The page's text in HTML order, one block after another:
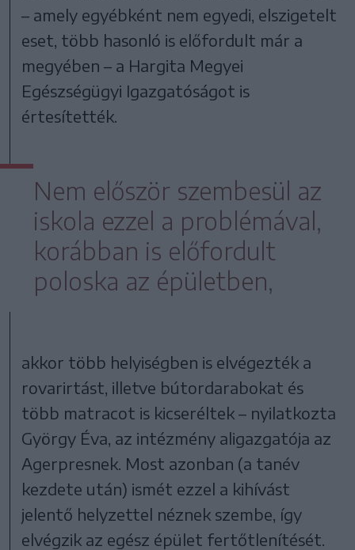
– amely egyébként nem egyedi, elszigetelt
eset, több hasonló is előfordult már a
megyében – a Hargita Megyei
Egészségügyi Igazgatóságot is
értesítették.
Nem először szembesül az
iskola ezzel a problémával,
korábban is előfordult
poloska az épületben,
akkor több helyiségben is elvégezték a
rovarirtást, illetve bútordarabokat és
több matracot is kicseréltek – nyilatkozta
György Éva, az intézmény aligazgatója az
Agerpresnek. Most azonban (a tanév
kezdete után) ismét ezzel a kihívást
jelentő helyzettel néznek szembe, így
elvégzik az egész épület fertőtlenítését.